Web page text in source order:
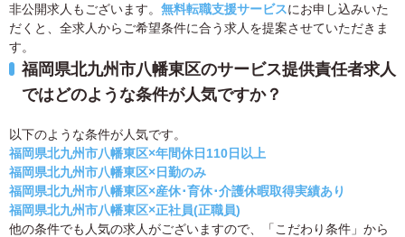
非公開求人もございます。 無料転職支援サービスにお申し込みいた
だくと、全求人からご希望条件に合う求人を提案させていただきま
す。
福岡県北九州市八幡東区のサービス提供責任者求人
ではどのような条件が人気ですか？
以下のような条件が人気です。
福岡県北九州市八幡東区×年間休日110日以上
福岡県北九州市八幡東区×日勤のみ
福岡県北九州市八幡東区×産休･育休･介護休暇取得実績あり
福岡県北九州市八幡東区×正社員(正職員)
他の条件でも人気の求人がございますので、「こだわり条件」から